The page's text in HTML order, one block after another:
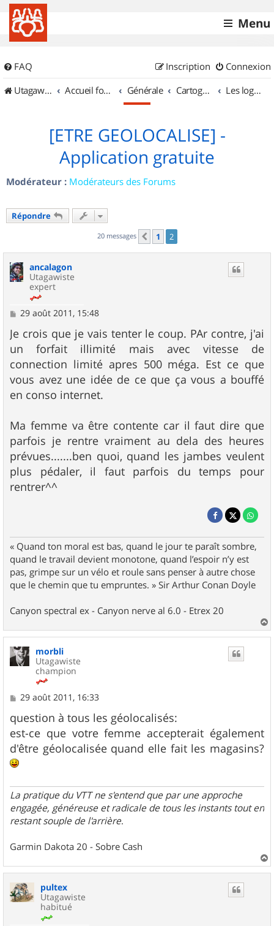
Menu
FAQ Connexion
Inscription
UtagawaVTT (Randos VTT et VTTAE avec traces GPS)
Accueil forum Générale Cartographie et GPS Les logiciels
[ETRE GEOLOCALISE] -
Application gratuite
Modérateur : Modérateurs des Forums
Répondre
20 messages Précédent
1 2
ancalagon
Utagawiste
expert
M
s
s
a
g
e
29 août 2011, 15:48
Je crois que je vais tenter le coup. PAr contre, j'ai
un forfait illimité mais avec vitesse de
connection limité apres 500 méga. Est ce que
vous avez une idée de ce que ça vous a bouffé
en conso internet.
Ma femme va être contente car il faut dire que
parfois je rentre vraiment au dela des heures
prévues.......ben quoi, quand les jambes veulent
plus pédaler, il faut parfois du temps pour
rentrer^^
« Quand ton moral est bas, quand le jour te paraît sombre,
quand le travail devient monotone, quand l’espoir n’y est
pas, grimpe sur un vélo et roule sans penser à autre chose
que le chemin que tu empruntes. » Sir Arthur Conan Doyle
Canyon spectral ex - Canyon nerve al 6.0 - Etrex 20
a
u
morbli
Utagawiste
champion
M
s
s
a
g
e
29 août 2011, 16:33
question à tous les géolocalisés:
est-ce que votre femme accepterait également
d'être géolocalisée quand elle fait les magasins?
La pratique du VTT ne s'entend que par une approche
engagée, généreuse et radicale de tous les instants tout en
restant souple de l'arrière.
Garmin Dakota 20 - Sobre Cash
a
pultex
Utagawiste
habitué